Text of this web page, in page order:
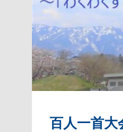
百人一首大